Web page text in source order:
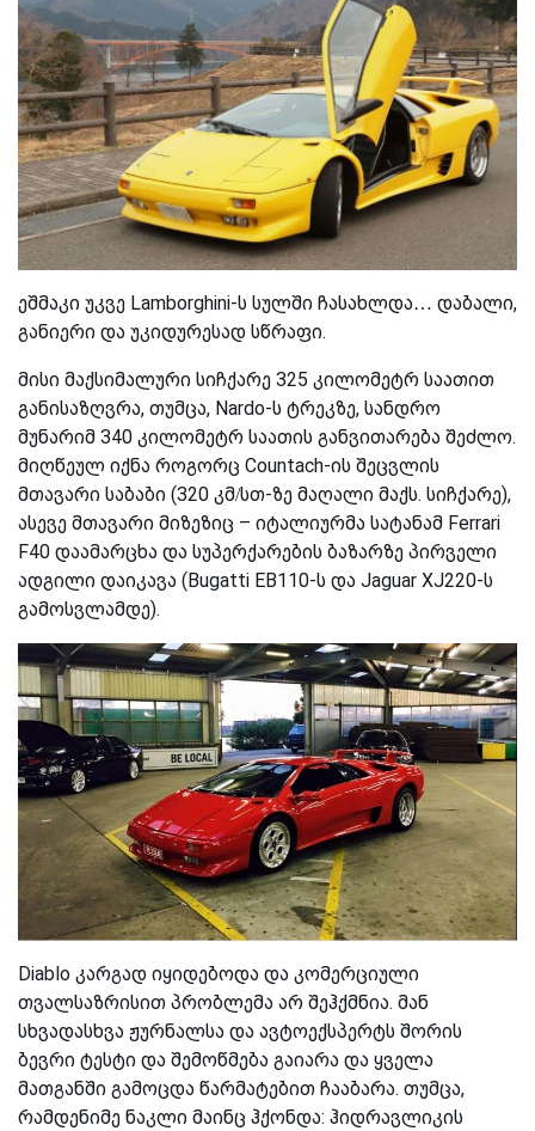
ეშმაკი უკვე Lamborghini-ს სულში ჩასახლდა… დაბალი,
განიერი და უკიდურესად სწრაფი.
მისი მაქსიმალური სიჩქარე 325 კილომეტრ საათით
განისაზღვრა, თუმცა, Nardo-ს ტრეკზე, სანდრო
მუნარიმ 340 კილომეტრ საათის განვითარება შეძლო.
მიღწეულ იქნა როგორც Countach-ის შეცვლის
მთავარი საბაბი (320 კმ/სთ-ზე მაღალი მაქს. სიჩქარე),
ასევე მთავარი მიზეზიც – იტალიურმა სატანამ Ferrari
F40 დაამარცხა და სუპერქარების ბაზარზე პირველი
ადგილი დაიკავა (Bugatti EB110-ს და Jaguar XJ220-ს
გამოსვლამდე).
Diablo კარგად იყიდებოდა და კომერციული
თვალსაზრისით პრობლემა არ შეჰქმნია. მან
სხვადასხვა ჟურნალსა და ავტოექსპერტს შორის
ბევრი ტესტი და შემოწმება გაიარა და ყველა
მათგანში გამოცდა წარმატებით ჩააბარა. თუმცა,
რამდენიმე ნაკლი მაინც ჰქონდა: ჰიდრავლიკის